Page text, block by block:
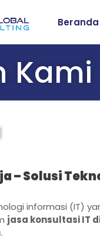
Beranda
Kami
– Solusi
informasi (IT)
jasa konsultasi IT